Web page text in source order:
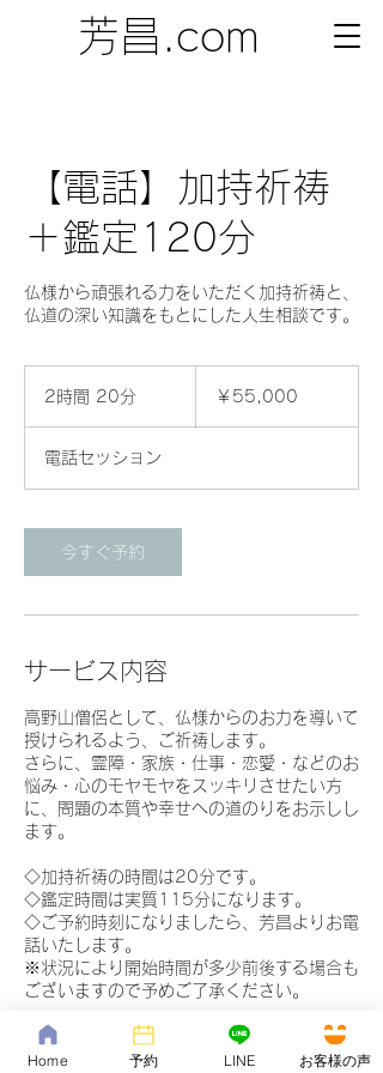
芳昌.com
【電話】加持祈祷
＋鑑定120分
仏様から頑張れる力をいただく加持祈祷と、
仏道の深い知識をもとにした人生相談です。
2時間 20分
2
0
￥55,000
電話セッション
今すぐ予約
サービス内容
高野山僧侶として、仏様からのお力を導いて
授けられるよう、ご祈祷します。
さらに、霊障・家族・仕事・恋愛・などのお
悩み・心のモヤモヤをスッキリさせたい方
に、問題の本質や幸せへの道のりをお示しし
ます。
◇加持祈祷の時間は20分です。
◇鑑定時間は実質115分になります。
◇ご予約時刻になりましたら、芳昌よりお電
話いたします。
※状況により開始時間が多少前後する場合も
ございますので予めご了承ください。
★セッション代は、オンライン決済（クレジ
ットカード、PayPal）、銀行振込にて承っ
Home 予約 LINE お客様の声